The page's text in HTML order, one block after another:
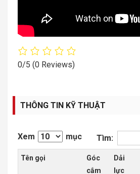
0/5 (0 Reviews)
THÔNG TIN KỸ THUẬT
Xem mục Tìm:
Tên gọi
Góc
cắm
Dải
lực